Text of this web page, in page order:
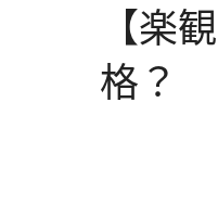
【楽
格？